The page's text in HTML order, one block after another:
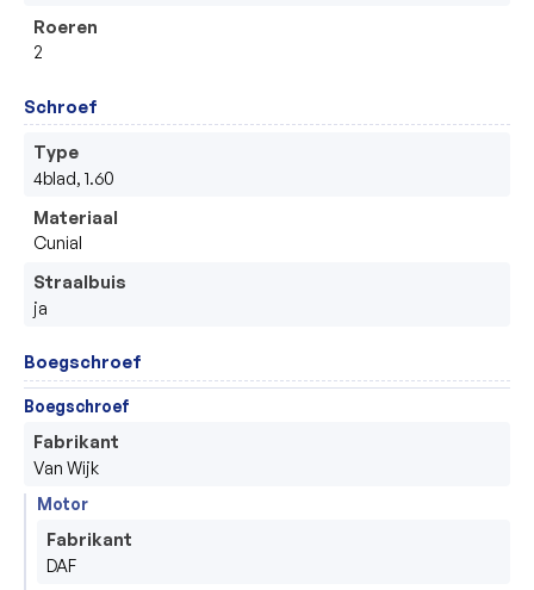
Roeren
2
Schroef
Type
4blad, 1.60
Materiaal
Cunial
Straalbuis
ja
Boegschroef
Boegschroef
Fabrikant
Van Wijk
Motor
Fabrikant
DAF